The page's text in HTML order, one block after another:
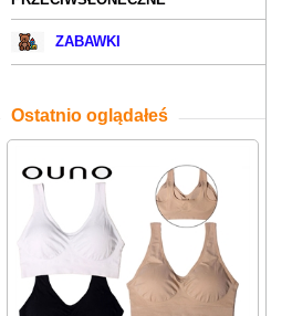
ZABAWKI
Ostatnio oglądałeś